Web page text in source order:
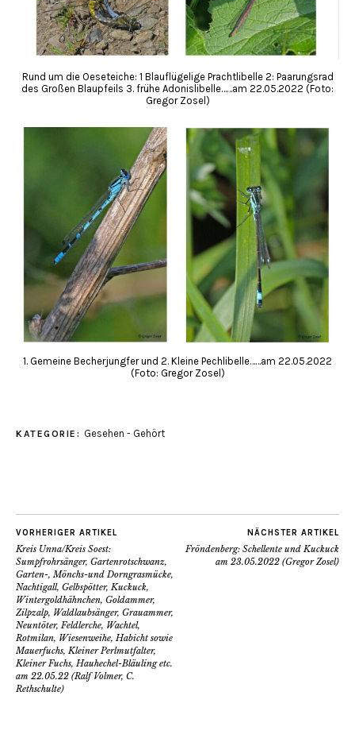
Rund um die Oeseteiche: 1 Blauflügelige Prachtlibelle 2: Paarungsrad
des Großen Blaupfeils 3. frühe Adonislibelle……am 22.05.2022 (Foto:
Gregor Zosel)
1. Gemeine Becherjungfer und 2. Kleine Pechlibelle……am 22.05.2022
(Foto: Gregor Zosel)
KATEGORIE: Gesehen - Gehört
VORHERIGER ARTIKEL
Kreis Unna/Kreis Soest:
Sumpfrohrsänger, Gartenrotschwanz,
Garten-, Mönchs-und Dorngrasmücke,
Nachtigall, Gelbspötter, Kuckuck,
Wintergoldhähnchen, Goldammer,
Zilpzalp, Waldlaubsänger, Grauammer,
Neuntöter, Feldlerche, Wachtel,
Rotmilan, Wiesenweihe, Habicht sowie
Mauerfuchs, Kleiner Perlmutfalter,
Kleiner Fuchs, Hauhechel-Bläuling etc.
am 22.05.22 (Ralf Volmer, C.
Rethschulte)
NÄCHSTER ARTIKEL
Fröndenberg: Schellente und Kuckuck
am 23.05.2022 (Gregor Zosel)